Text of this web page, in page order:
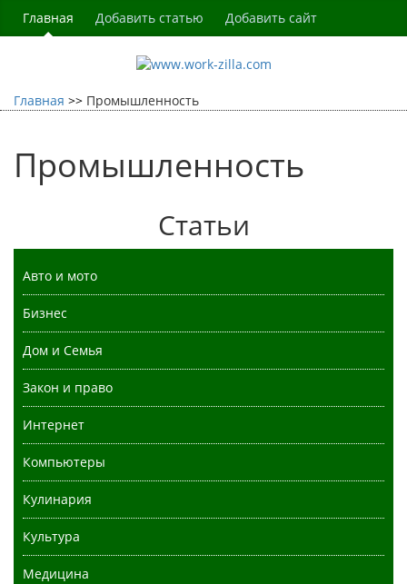
Главная Добавить статью Добавить сайт
Главная Промышленность
Промышленность
Статьи
Авто и мото
Бизнес
Дом и Семья
Закон и право
Интернет
Компьютеры
Кулинария
Культура
Медицина